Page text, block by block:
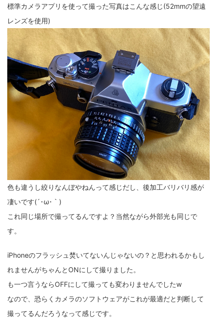
標準カメラアプリを使って撮った写真はこんな感じ(52mmの望遠
レンズを使用)
色も違うし絞りなんぼやねんって感じだし、後加工バリバリ感が
凄いです(´･ω･｀)
これ同じ場所で撮ってるんですよ？当然ながら外部光も同じで
す。
iPhoneのフラッシュ焚いてないんじゃないの？と思われるかもし
れませんがちゃんとONにして撮りました。
も一つ言うならOFFにして撮っても変わりませんでしたw
なので、恐らくカメラのソフトウェアがこれが最適だと判断して
撮ってるんだろうなって感じです。